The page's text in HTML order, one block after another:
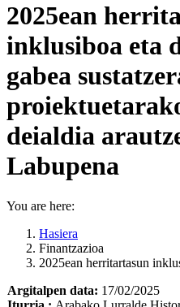
2025ean
inklusiboa eta
gabea
deialdia
Labupena
You are here:
Hasiera
Finantzazioa
2025ean herritartasun
Argitalpen data: 17/02/2025